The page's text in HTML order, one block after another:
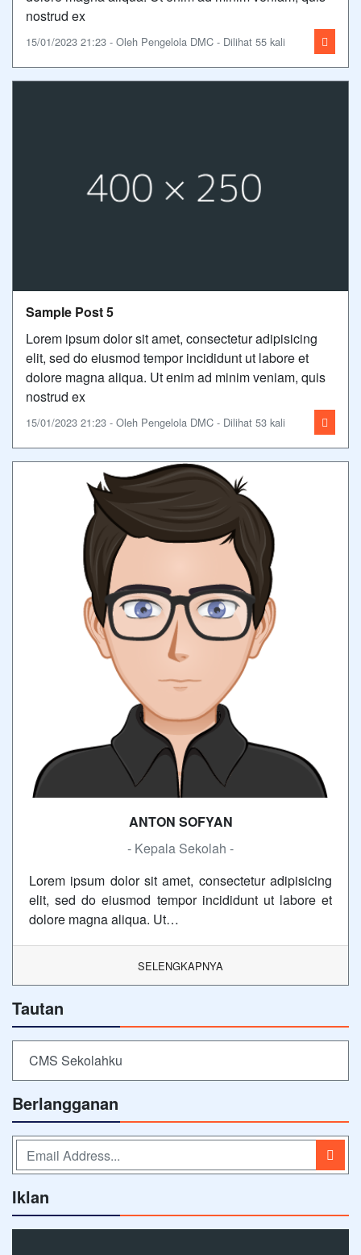
nostrud ex
15/01/2023 21:23 - Oleh Pengelola DMC - Dilihat 55 kali
Sample Post 5
Lorem ipsum dolor sit amet, consectetur adipisicing
elit, sed do eiusmod tempor incididunt ut labore et
dolore magna aliqua. Ut enim ad minim veniam, quis
nostrud ex
15/01/2023 21:23 - Oleh Pengelola DMC - Dilihat 53 kali
ANTON SOFYAN
- Kepala Sekolah -
Lorem ipsum dolor sit amet, consectetur adipisicing
elit, sed do eiusmod tempor incididunt ut labore et
dolore magna aliqua. Ut…
SELENGKAPNYA
Tautan
CMS Sekolahku
Berlangganan
Iklan